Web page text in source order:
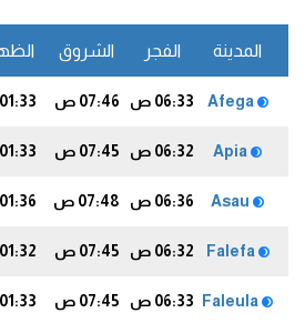
المدينة الفجر الشروق
06:33 ص 07:46 ص 01:33 م
06:32 ص 07:45 ص 01:33 م
06:36 ص 07:48 ص 01:36 م
06:32 ص 07:45 ص 01:32 م
06:33 ص 07:45 ص 01:33 م